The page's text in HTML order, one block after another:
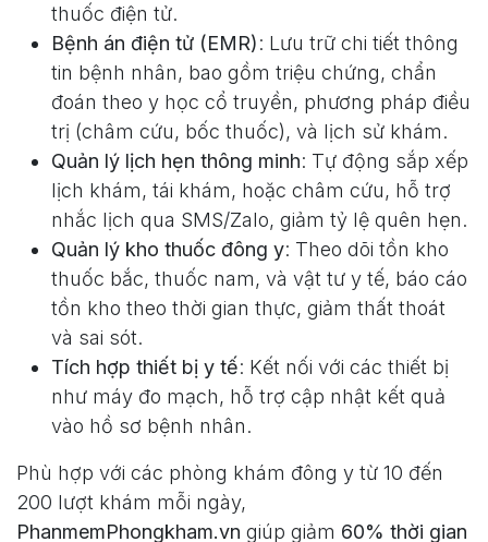
thuốc điện tử.
Bệnh án điện tử (EMR): Lưu trữ chi tiết thông
tin bệnh nhân, bao gồm triệu chứng, chẩn
đoán theo y học cổ truyền, phương pháp điều
trị (châm cứu, bốc thuốc), và lịch sử khám.
Quản lý lịch hẹn thông minh: Tự động sắp xếp
lịch khám, tái khám, hoặc châm cứu, hỗ trợ
nhắc lịch qua SMS/Zalo, giảm tỷ lệ quên hẹn.
Quản lý kho thuốc đông y: Theo dõi tồn kho
thuốc bắc, thuốc nam, và vật tư y tế, báo cáo
tồn kho theo thời gian thực, giảm thất thoát
và sai sót.
Tích hợp thiết bị y tế: Kết nối với các thiết bị
như máy đo mạch, hỗ trợ cập nhật kết quả
vào hồ sơ bệnh nhân.
Phù hợp với các phòng khám đông y từ 10 đến
200 lượt khám mỗi ngày,
PhanmemPhongkham.vn giúp giảm 60% thời gian